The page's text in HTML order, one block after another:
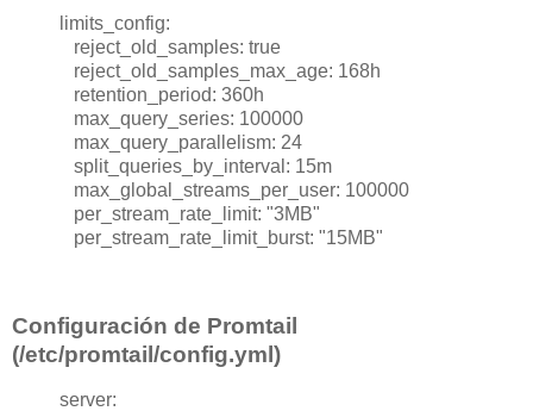
limits_config:
reject_old_samples: true
reject_old_samples_max_age: 168h
retention_period: 360h
max_query_series: 100000
max_query_parallelism: 24
split_queries_by_interval: 15m
max_global_streams_per_user: 100000
per_stream_rate_limit: "3MB"
per_stream_rate_limit_burst: "15MB"
Configuración de Promtail
(/etc/promtail/config.yml)
server: